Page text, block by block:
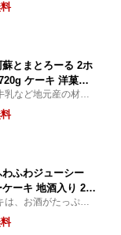
ケンシロウ ラオウ
味料の個性が絶妙に
蘇とまとろーる 2ホ
ケーキ 洋菓子
おやつ トマト 阿
乳など地元産の材料
作り。阿蘇とまとろ
ズケーキのような
わふわジューシー
ーキ 地酒入り 2ホ
ケーキ 洋菓子
デー 阿蘇 冷凍 送
は、お酒がたっぷり
っとりどっしり大
褒美、是非一度ご賞